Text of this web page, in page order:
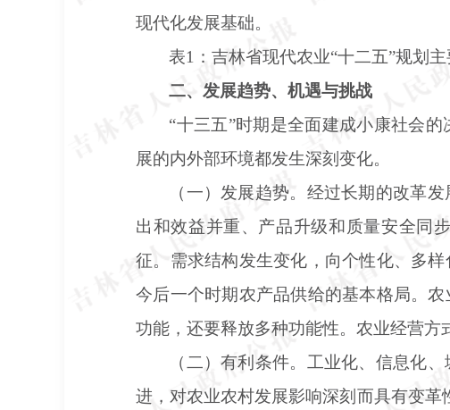
现代化发展基础。
表1：吉林省现代农业“十二五”规划
二、发展趋势、机遇与挑战
“十三五”时期是全面建成小康社会
展的内外部环境都发生深刻变化。
（一）发展趋势。经过长期的改革
出和效益并重、产品升级和质量安全同
征。需求结构发生变化，向个性化、多
今后一个时期农产品供给的基本格局。
功能，还要释放多种功能性。农业经营方
（二）有利条件。工业化、信息化
进，对农业农村发展影响深刻而具有变革